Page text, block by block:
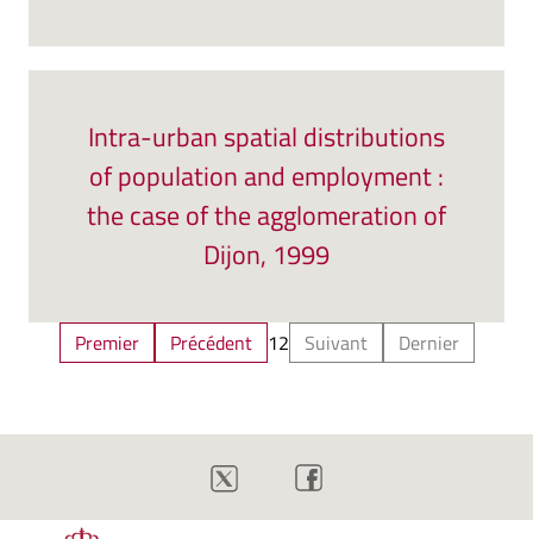
Intra-urban spatial distributions
of population and employment :
the case of the agglomeration of
Dijon, 1999
Premier Précédent 12 Suivant Dernier